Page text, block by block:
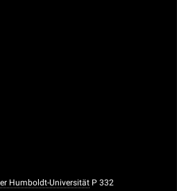
Humboldt-Universität P 332